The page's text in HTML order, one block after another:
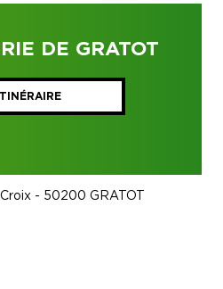
DE GRATOT
ITINÉRAIRE
- 50200 GRATOT